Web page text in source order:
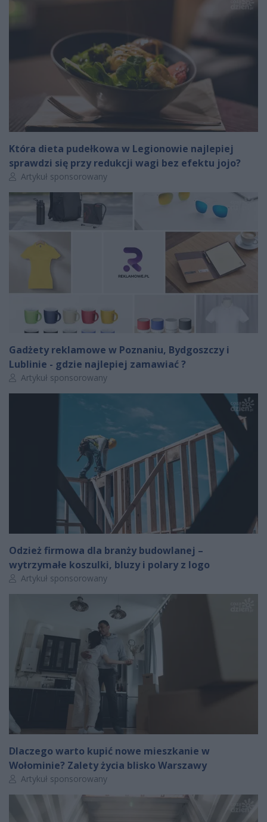
Która dieta pudełkowa w Legionowie najlepiej
sprawdzi się przy redukcji wagi bez efektu jojo?
Autor artykułu:
Artykuł sponsorowany
Gadżety reklamowe w Poznaniu, Bydgoszczy i
Lublinie - gdzie najlepiej zamawiać ?
Autor artykułu:
Artykuł sponsorowany
Odzież firmowa dla branży budowlanej –
wytrzymałe koszulki, bluzy i polary z logo
Autor artykułu:
Artykuł sponsorowany
Dlaczego warto kupić nowe mieszkanie w
Wołominie? Zalety życia blisko Warszawy
Autor artykułu:
Artykuł sponsorowany